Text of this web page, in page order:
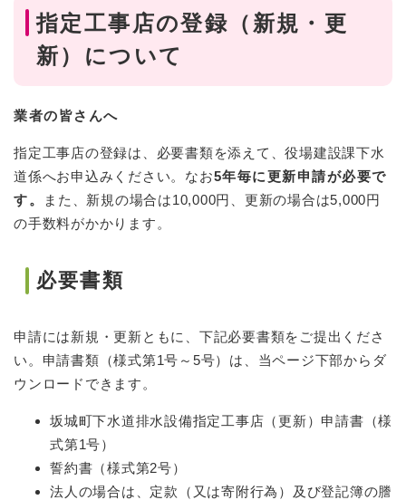
指定工事店の登録（新規・更
新）について
業者の皆さんへ
指定工事店の登録は、必要書類を添えて、役場建設課下水
道係へお申込みください。なお5年毎に更新申請が必要で
す。
また、新規の場合は10,000円、更新の場合は5,000円
の手数料がかかります。
必要書類
申請には新規・更新ともに、下記必要書類をご提出くださ
い。申請書類（様式第1号～5号）は、当ページ下部からダ
ウンロードできます。
坂城町下水道排水設備指定工事店（更新）申請書（様
式第1号）
誓約書（様式第2号）
法人の場合は、定款（又は寄附行為）及び登記簿の謄